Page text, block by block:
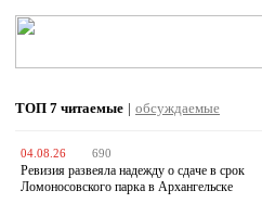
ТОП 7 читаемые | обсуждаемые
04.08.26 690
Ревизия развеяла надежду о сдаче в срок
Ломоносовского парка в Архангельске